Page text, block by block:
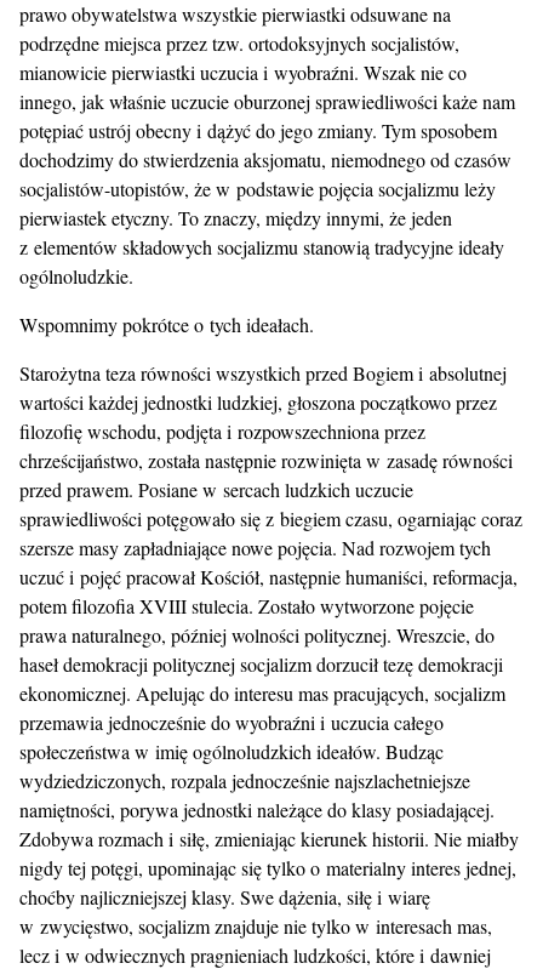
prawo obywatelstwa wszystkie pierwiastki odsuwane na
podrzędne miejsca przez tzw. ortodoksyjnych socjalistów,
mianowicie pierwiastki uczucia i wyobraźni. Wszak nie co
innego, jak właśnie uczucie oburzonej sprawiedliwości każe nam
potępiać ustrój obecny i dążyć do jego zmiany. Tym sposobem
dochodzimy do stwierdzenia aksjomatu, niemodnego od czasów
socjalistów-utopistów, że w podstawie pojęcia socjalizmu leży
pierwiastek etyczny. To znaczy, między innymi, że jeden
z elementów składowych socjalizmu stanowią tradycyjne ideały
ogólnoludzkie.
Wspomnimy pokrótce o tych ideałach.
Starożytna teza równości wszystkich przed Bogiem i absolutnej
wartości każdej jednostki ludzkiej, głoszona początkowo przez
filozofię wschodu, podjęta i rozpowszechniona przez
chrześcijaństwo, została następnie rozwinięta w zasadę równości
przed prawem. Posiane w sercach ludzkich uczucie
sprawiedliwości potęgowało się z biegiem czasu, ogarniając coraz
szersze masy zapładniające nowe pojęcia. Nad rozwojem tych
uczuć i pojęć pracował Kościół, następnie humaniści, reformacja,
potem filozofia XVIII stulecia. Zostało wytworzone pojęcie
prawa naturalnego, później wolności politycznej. Wreszcie, do
haseł demokracji politycznej socjalizm dorzucił tezę demokracji
ekonomicznej. Apelując do interesu mas pracujących, socjalizm
przemawia jednocześnie do wyobraźni i uczucia całego
społeczeństwa w imię ogólnoludzkich ideałów. Budząc
wydziedziczonych, rozpala jednocześnie najszlachetniejsze
namiętności, porywa jednostki należące do klasy posiadającej.
Zdobywa rozmach i siłę, zmieniając kierunek historii. Nie miałby
nigdy tej potęgi, upominając się tylko o materialny interes jednej,
choćby najliczniejszej klasy. Swe dążenia, siłę i wiarę
w zwycięstwo, socjalizm znajduje nie tylko w interesach mas,
lecz i w odwiecznych pragnieniach ludzkości, które i dawniej